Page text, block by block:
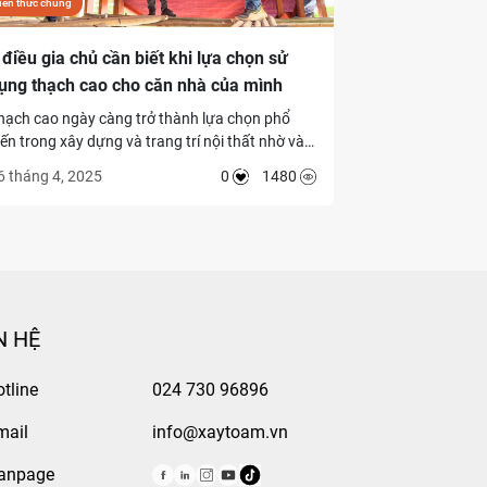
điều gia chủ cần biết khi lựa chọn sử
thạch cao cho căn nhà của mình
cao ngày càng trở thành lựa chọn phổ
trong xây dựng và trang trí nội thất nhờ vào
gian sống sang trọng. Tuy nhiên, để đảm
tháng 4, 2025 0 1480
HỆ
024 730 96896
info@xaytoam.vn